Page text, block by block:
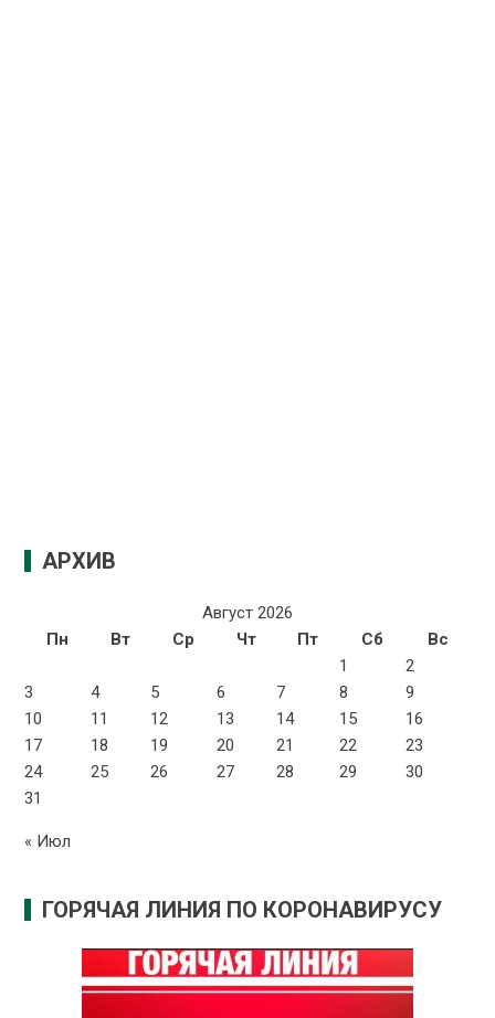
АРХИВ
Август 2026
Пн
Вт Ср Чт Пт Сб
Вс
1
2
3
4 5 6 7 8
9
10
11 12 13 14 15
16
17
18 19 20 21 22
23
24
25 26 27 28 29
30
31
« Июл
ГОРЯЧАЯ ЛИНИЯ ПО КОРОНАВИРУСУ